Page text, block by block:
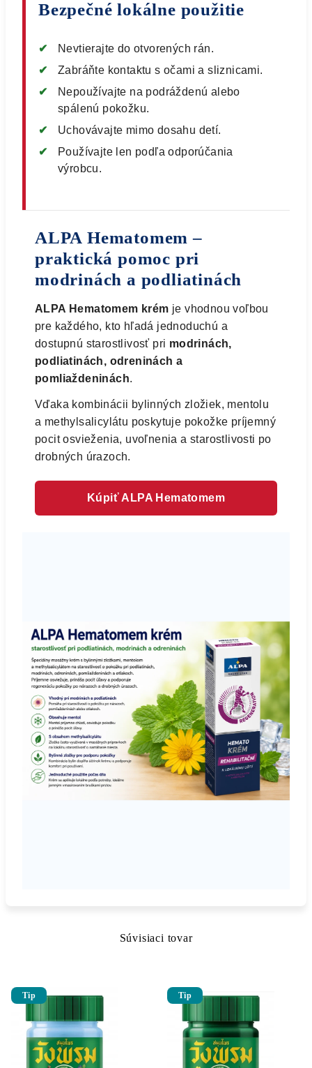
Bezpečné lokálne použitie
Nevtierajte do otvorených rán.
Zabráňte kontaktu s očami a sliznicami.
Nepoužívajte na podráždenú alebo
spálenú pokožku.
Uchovávajte mimo dosahu detí.
Používajte len podľa odporúčania
výrobcu.
ALPA Hematomem –
praktická pomoc pri
modrinách a podliatinách
ALPA Hematomem krém je vhodnou voľbou
pre každého, kto hľadá jednoduchú a
dostupnú starostlivosť pri modrinách,
podliatinách, odreninách a
pomliaždeninách.
Vďaka kombinácii bylinných zložiek, mentolu
a methylsalicylátu poskytuje pokožke príjemný
pocit osvieženia, uvoľnenia a starostlivosti po
drobných úrazoch.
Kúpiť ALPA Hematomem
Súvisiaci tovar
Tip Tip